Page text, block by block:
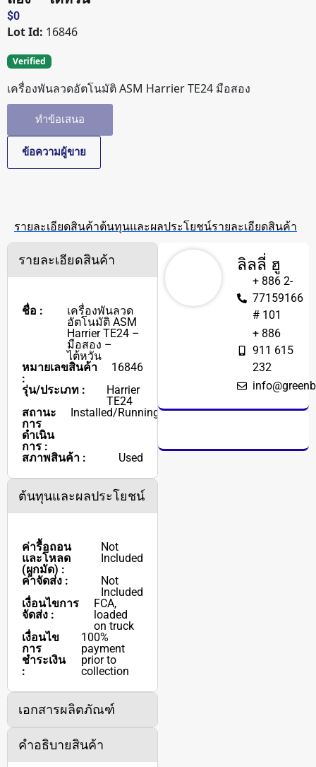
$0
Lot Id: 16846
Verified
เครื่องพันลวดอัตโนมัติ ASM Harrier TE24 มือสอง
ทำข้อเสนอ
ข้อความผู้ขาย
รายละเอียดสินค้าต้นทุนและผลประโยชน์รายละเอียดสินค้า
รายละเอียดสินค้า
ชื่อ :
เครื่องพันลวด
อัตโนมัติ ASM
Harrier TE24 –
มือสอง –
ไต้หวัน
หมายเลขสินค้า
:
16846
รุ่น/ประเภท :
Harrier
TE24
สถานะ
การ
ดำเนิน
การ :
Installed/Running
สภาพสินค้า : Used
ต้นทุนและผลประโยชน์
ค่ารื้อถอน
และโหลด
(ผูกมัด) :
Not
Included
ค่าจัดส่ง :
Not
Included
เงื่อนไขการ
จัดส่ง :
FCA,
loaded
on truck
เงื่อนไข
การ
ชำระเงิน
:
100%
payment
prior to
collection
เอกสารผลิตภัณฑ์
คำอธิบายสินค้า
ลิลลี่ ฮู
+ 886 2-
77159166
# 101
+ 886
911 615
232